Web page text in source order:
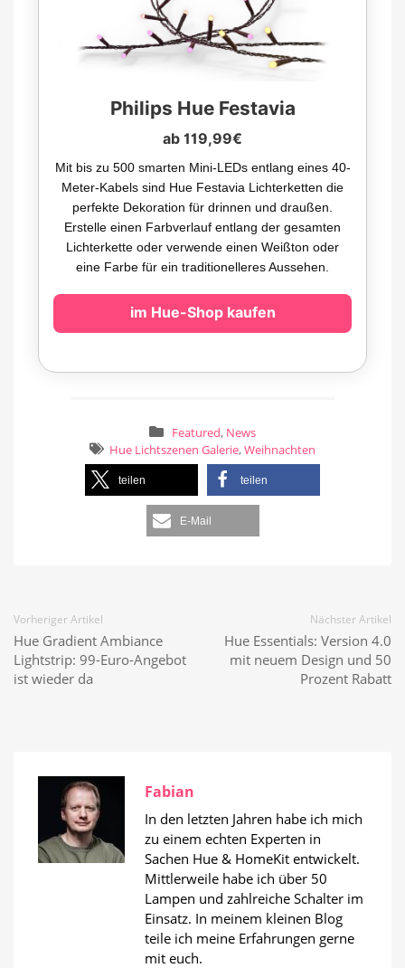
Philips Hue Festavia
ab 119,99€
Mit bis zu 500 smarten Mini-LEDs entlang eines 40-
Meter-Kabels sind Hue Festavia Lichterketten die
perfekte Dekoration für drinnen und draußen.
Erstelle einen Farbverlauf entlang der gesamten
Lichterkette oder verwende einen Weißton oder
eine Farbe für ein traditionelleres Aussehen.
im Hue-Shop kaufen
Featured, News
Hue Lichtszenen Galerie,Weihnachten
teilen teilen
E-Mail
Vorheriger Artikel
Hue Gradient Ambiance
Lightstrip: 99-Euro-Angebot
ist wieder da
Nächster Artikel
Hue Essentials: Version 4.0
mit neuem Design und 50
Prozent Rabatt
Fabian
In den letzten Jahren habe ich mich
zu einem echten Experten in
Sachen Hue & HomeKit entwickelt.
Mittlerweile habe ich über 50
Lampen und zahlreiche Schalter im
Einsatz. In meinem kleinen Blog
teile ich meine Erfahrungen gerne
mit euch.